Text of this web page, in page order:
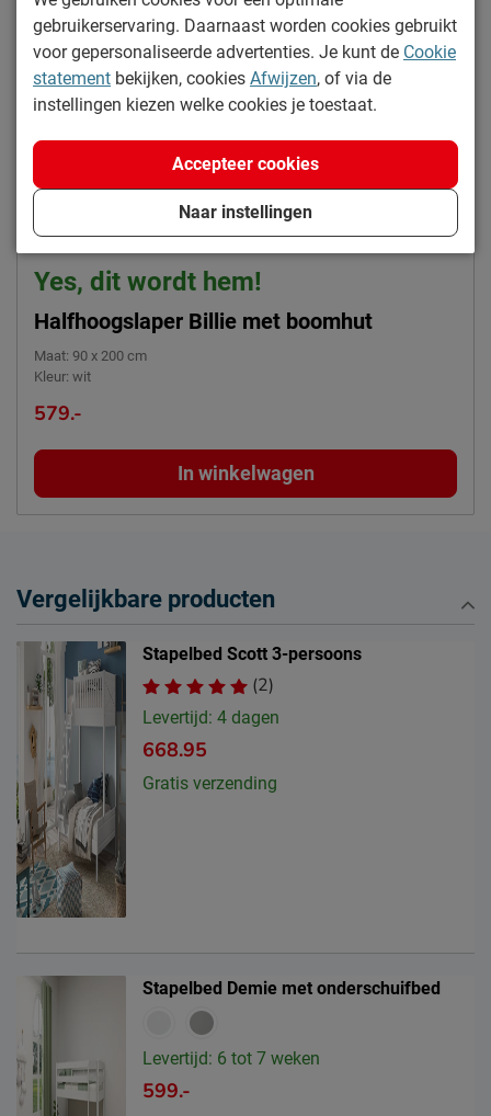
Kleur
wit
Materiaal
grenen
Goed om te weten
Onderhoud
doekje
Garantie
2 jaar garantie volgens CBW
voorwaarden
Montage
niet inbegrepen
Te gebruiken vanaf
leeftijd
Duurzaamheid
Leveranciersinformatie
Beddenreus B.V.
Postbus 716, 5400 AS,
Yes, dit wordt hem!
Halfhoogslaper Billie met boomhut
Maat: 90 x 200 cm
Kleur: wit
579.-
In winkelwagen
Vergelijkbare producten
Stapelbed Scott 3-persoons
(2)
Levertijd: 4 dagen
668.95
Gratis verzending
Stapelbed Demie met onderschuifbed
Levertijd: 6 tot 7 weken
599.-
gebruikerservaring. Daarnaast worden cookies gebruikt
voor gepersonaliseerde advertenties. Je kunt de Cookie
statement bekijken, cookies Afwijzen, of via de
instellingen kiezen welke cookies je toestaat.
Naar instellingen
Accepteer cookies